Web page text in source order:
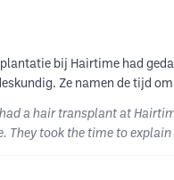
bij Hairtime had
Ze namen de tijd
a hair transplant at
They took the time to